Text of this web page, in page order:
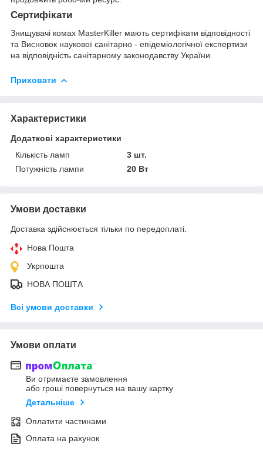
Сертифікати
Знищувачі комах MasterKiller мають сертифікати відповідності
та Висновок наукової санітарно - епідеміологічної експертизи
на відповідність санітарному законодавству України.
Приховати
Характеристики
Додаткові характеристики
Кількість ламп
3 шт.
Потужність лампи
20 Вт
Умови доставки
Доставка здійснюється тільки по передоплаті.
Нова Пошта
Укрпошта
НОВА ПОШТА
Всі умови доставки
Умови оплати
Ви отримаєте замовлення
або гроші повернуться на вашу картку
Детальніше
Оплатити частинами
Оплата на рахунок